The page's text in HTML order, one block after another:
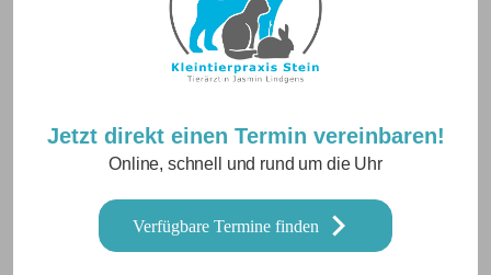
Jetzt direkt einen Termin vereinbaren!
Online, schnell und rund um die Uhr
Verfügbare Termine finden
Betriebsurlaub vom 10.08. – 21.08.2026
24. Juli 2026